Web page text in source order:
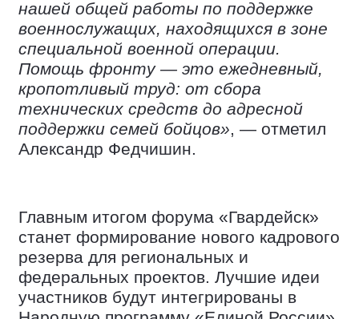
нашей общей работы по поддержке
военнослужащих, находящихся в зоне
специальной военной операции.
Помощь фронту — это ежедневный,
кропотливый труд: от сбора
технических средств до адресной
поддержки семей бойцов», — отметил
Александр Федчишин.
Главным итогом форума «Гвардейск»
станет формирование нового кадрового
резерва для региональных и
федеральных проектов. Лучшие идеи
участников будут интегрированы в